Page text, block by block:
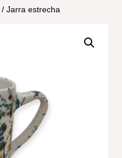
/ Jarra estrecha